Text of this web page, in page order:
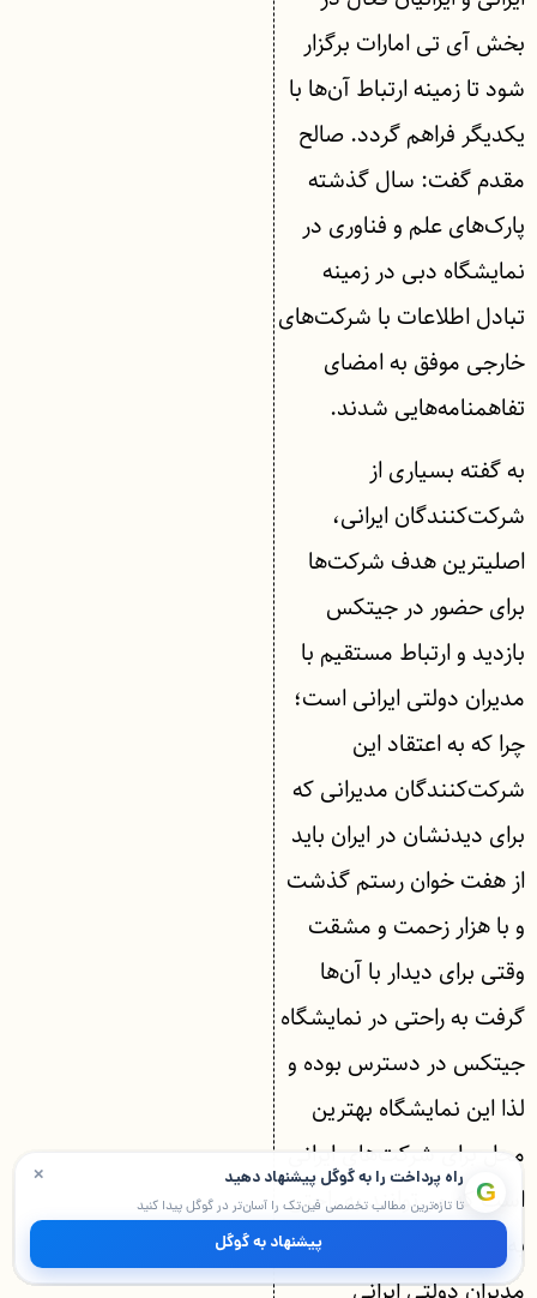
بخش آی تی امارات برگزار
شود تا زمینه ارتباط آن‌ها با
یکدیگر فراهم گردد. صالح
مقدم گفت: سال گذشته
پارک‌های علم و فناوری در
نمایشگاه دبی در زمینه
تبادل اطلاعات با شرکت‌های
خارجی موفق به امضای
تفاهمنامه‌هایی شدند.
به گفته بسیاری از
شرکت‌کنندگان ایرانی،
اصلیترین هدف شرکت‌ها
برای حضور در جیتکس
بازدید و ارتباط مستقیم با
مدیران دولتی ایرانی است؛
چرا که به اعتقاد این
شرکت‌کنندگان مدیرانی که
برای دیدنشان در ایران باید
از هفت خوان رستم گذشت
و با هزار زحمت و مشقت
وقتی برای دیدار با آن‌ها
گرفت به راحتی در نمایشگاه
جیتکس در دسترس بوده و
لذا این نمایشگاه بهترین
محل برای شرکت‌های ایرانی
است که می‌توانند به راحتی
به تعامل و بازاریابی با
× G راه پرداخت را به گوگل پیشنهاد دهید
تا تازه‌ترین مطالب تخصصی فین‌تک را آسان‌تر در گوگل پیدا کنید
پیشنهاد به گوگل